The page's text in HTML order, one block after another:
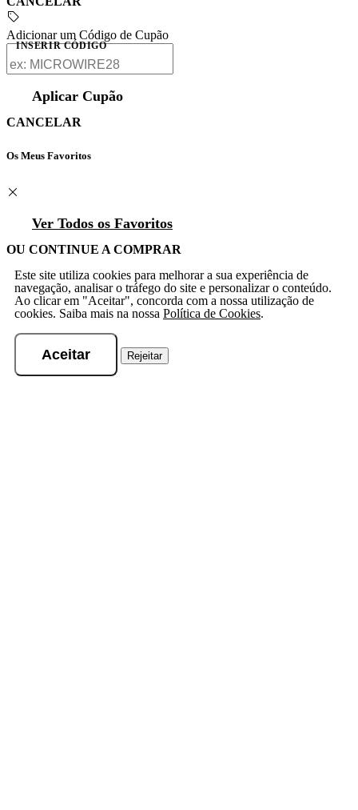
Adicionar um Código de Cupão
INSERIR CÓDIGO
Aplicar Cupão
CANCELAR
Os Meus Favoritos
Ver Todos os Favoritos
OU CONTINUE A COMPRAR
Este site utiliza cookies para melhorar a sua experiência de
navegação, analisar o tráfego do site e personalizar o conteúdo.
Ao clicar em "Aceitar", concorda com a nossa utilização de
cookies. Saiba mais na nossa Política de Cookies.
Aceitar Rejeitar